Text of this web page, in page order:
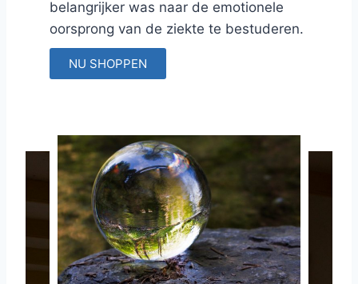
belangrijker was naar de emotionele
oorsprong van de ziekte te bestuderen.
NU SHOPPEN